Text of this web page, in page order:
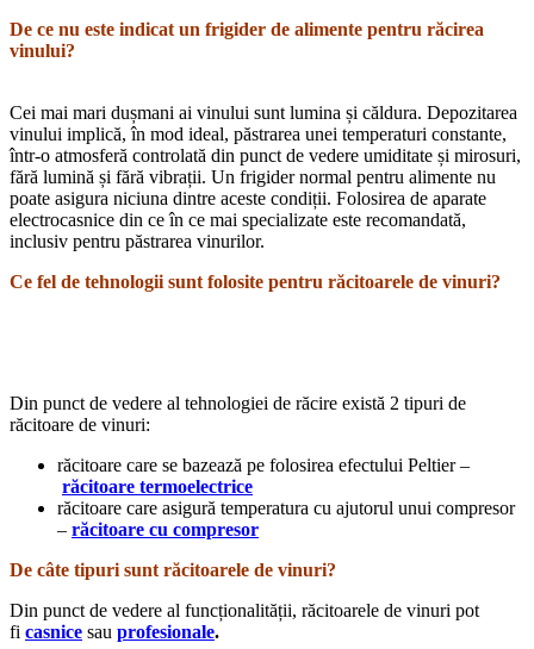
De ce nu este indicat un frigider de alimente pentru răcirea
vinului?
Cei mai mari dușmani ai vinului sunt lumina și căldura. Depozitarea
vinului implică, în mod ideal, păstrarea unei temperaturi constante,
într-o atmosferă controlată din punct de vedere umiditate și mirosuri,
fără lumină și fără vibrații. Un frigider normal pentru alimente nu
poate asigura niciuna dintre aceste condiții. Folosirea de aparate
electrocasnice din ce în ce mai specializate este recomandată,
inclusiv pentru păstrarea vinurilor.
Ce fel de tehnologii sunt folosite pentru răcitoarele de vinuri?
Din punct de vedere al tehnologiei de răcire există 2 tipuri de
răcitoare de vinuri:
răcitoare care se bazează pe folosirea efectului Peltier –
răcitoare termoelectrice
răcitoare care asigură temperatura cu ajutorul unui compresor
– răcitoare cu compresor
De câte tipuri sunt răcitoarele de vinuri?
Din punct de vedere al funcționalității, răcitoarele de vinuri pot
fi casnice sau profesionale.